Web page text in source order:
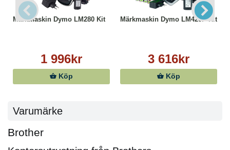
Märkmaskin Dymo LM280 Kit
1 996kr
Köp
Märkmaskin Dymo LM420P Kit
3 616kr
Köp
Varumärke
Brother